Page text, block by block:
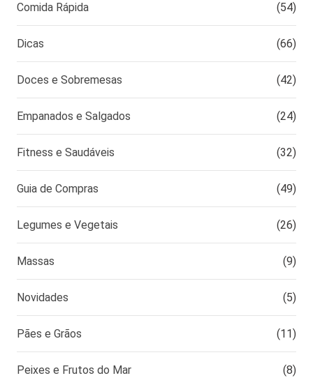
Comida Rápida (54)
Dicas (66)
Doces e Sobremesas (42)
Empanados e Salgados (24)
Fitness e Saudáveis (32)
Guia de Compras (49)
Legumes e Vegetais (26)
Massas (9)
Novidades (5)
Pães e Grãos (11)
Peixes e Frutos do Mar (8)